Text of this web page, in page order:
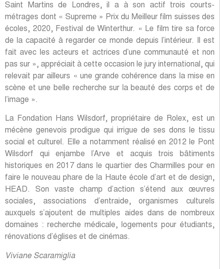
Saint Martins de Londres, il a à son actif trois courts-
métrages dont « Supreme » Prix du Meilleur film suisses des
écoles, 2020, Festival de Winterthur. « Le film tire sa force
de la capacité à regarder ce monde depuis l’intérieur. Il est
fait avec les acteurs et actrices d’une communauté et non
pas sur », appréciait à cette occasion le jury international, qui
relevait par ailleurs « une grande cohérence dans la mise en
scène et une belle recherche sur la beauté des corps et de
l’image ».
La Fondation Hans Wilsdorf, propriétaire de Rolex, est un
mécène genevois prodigue qui irrigue de ses dons le tissu
social et culturel. Elle a notamment réalisé en 2012 le Pont
Wilsdorf qui enjambe l’Arve et acquis trois bâtiments
historiques en 2017 dans le quartier des Charmilles pour en
faire le nouveau phare de la Haute école d’art et de design,
HEAD. Son vaste champ d’action s’étend aux œuvres
sociales, associations d’entraide, organismes culturels
auxquels s’ajoutent de multiples aides dans de nombreux
domaines : recherche médicale, logements pour étudiants,
rénovations d’églises et de cinémas.
Viviane Scaramiglia